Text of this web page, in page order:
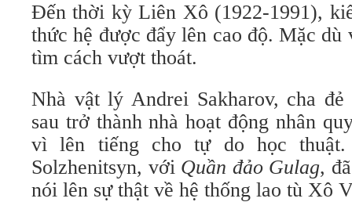
Đến thời kỳ Liên Xô (1922-1991),
thức hệ được đẩy lên cao độ. Mặc dù
tìm cách vượt thoát.
Nhà vật lý Andrei Sakharov, cha
sau trở thành nhà hoạt động nhân
vì lên tiếng cho tự do học thuật.
Solzhenitsyn, với Quần đảo Gulag,
nói lên sự thật về hệ thống lao tù Xô